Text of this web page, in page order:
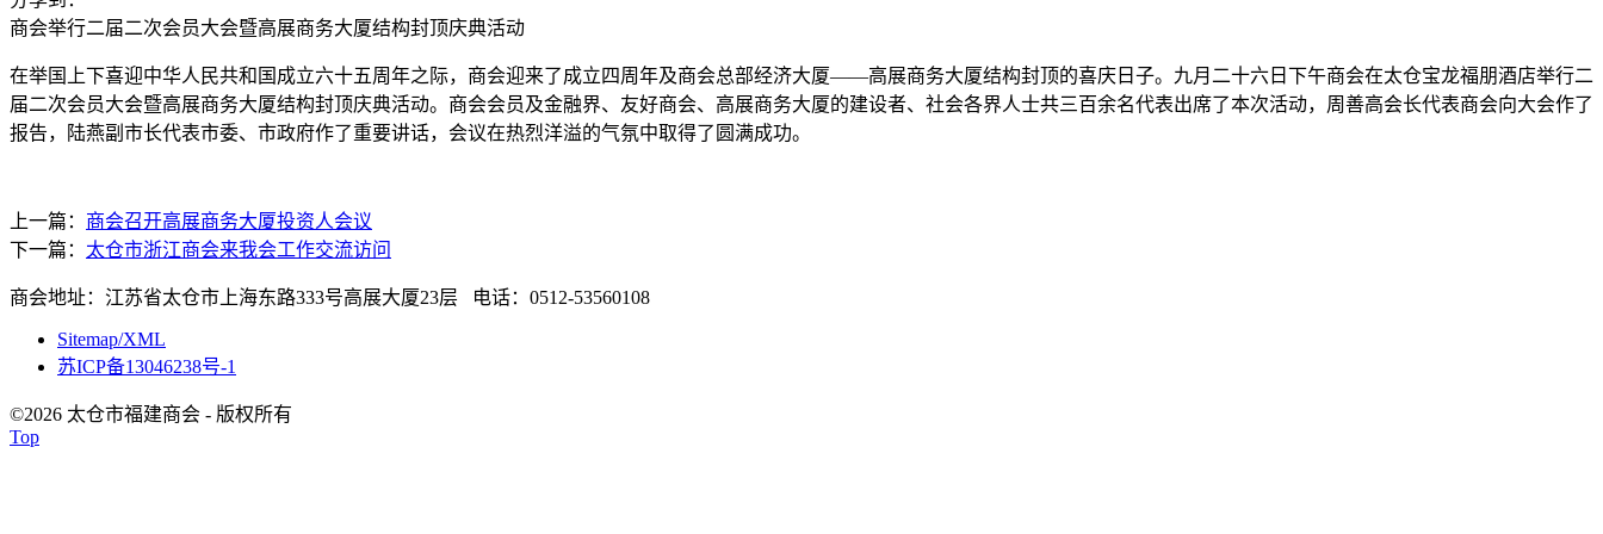
商会举行二届二次会员大会暨高展商务大厦结构封顶庆典活动
在举国上下喜迎中华人民共和国成立六十五周年之际，商会迎来了成立四周年及商会总部经济大厦——高展商务大厦结构封顶的喜庆日子。九月二十六日下午商会在太仓宝龙福朋酒店举行二
届二次会员大会暨高展商务大厦结构封顶庆典活动。商会会员及金融界、友好商会、高展商务大厦的建设者、社会各界人士共三百余名代表出席了本次活动，周善高会长代表商会向大会作了
报告，陆燕副市长代表市委、市政府作了重要讲话，会议在热烈洋溢的气氛中取得了圆满成功。
上一篇： 商会召开高展商务大厦投资人会议
下一篇： 太仓市浙江商会来我会工作交流访问
商会地址：江苏省太仓市上海东路333号高展大厦23层 电话：0512-53560108
Sitemap/XML
苏ICP备13046238号-1
©2026 太仓市福建商会 - 版权所有
Top